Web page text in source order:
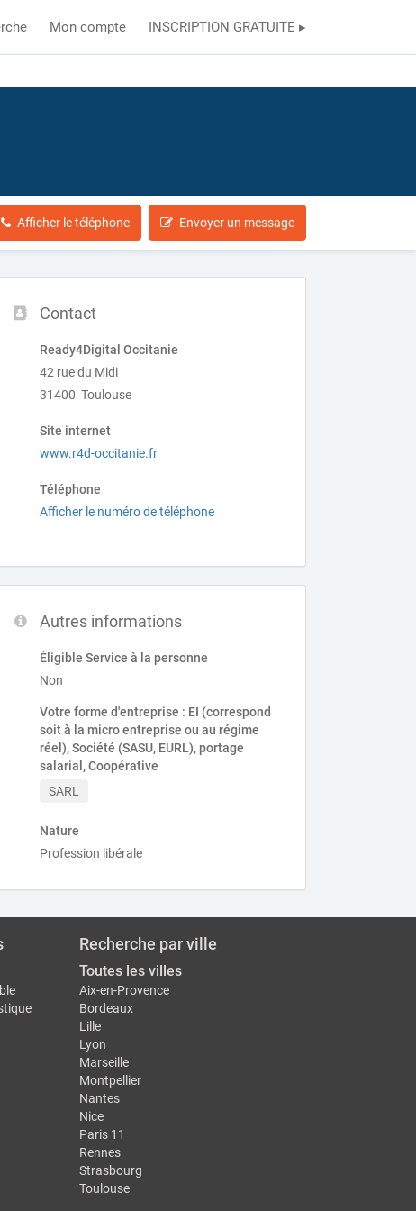
Mon compte INSCRIPTION GRATUITE ▸
Afficher le téléphone Envoyer un message
Contact
Ready4Digital Occitanie
42 rue du Midi
31400 Toulouse
Site internet
www.r4d-occitanie.fr
Téléphone
Afficher le numéro de téléphone
Autres informations
Éligible Service à la personne
Non
Votre forme d'entreprise : EI (correspond
soit à la micro entreprise ou au régime
réel), Société (SASU, EURL), portage
salarial, Coopérative
SARL
Nature
Profession libérale
Recherche par ville
Toutes les villes
Aix-en-Provence
Bordeaux
Lille
Lyon
Marseille
Montpellier
Nantes
Nice
Paris 11
Rennes
Strasbourg
Toulouse